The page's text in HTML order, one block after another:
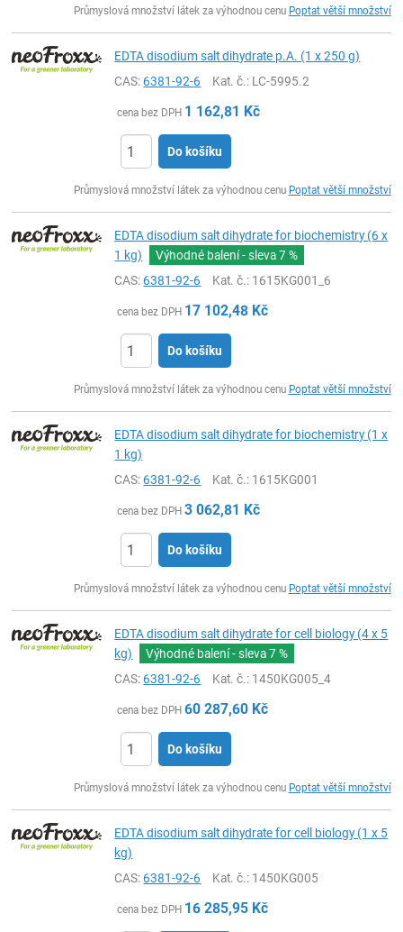
Průmyslová množství látek za výhodnou cenu Poptat větší množství
EDTA disodium salt dihydrate p.A. (1 x 250 g)
CAS:6381-92-6 Kat. č.: LC-5995.2
cena bez DPH 1 162,81 Kč
Do košíku
Průmyslová množství látek za výhodnou cenu Poptat větší množství
EDTA disodium salt dihydrate for biochemistry (6 x
1 kg)
Výhodné balení - sleva7 %
CAS:6381-92-6 Kat. č.: 1615KG001_6
cena bez DPH 17 102,48 Kč
Do košíku
Průmyslová množství látek za výhodnou cenu Poptat větší množství
EDTA disodium salt dihydrate for biochemistry (1 x
1 kg)
CAS:6381-92-6 Kat. č.: 1615KG001
cena bez DPH 3 062,81 Kč
Do košíku
Průmyslová množství látek za výhodnou cenu Poptat větší množství
EDTA disodium salt dihydrate for cell biology (4 x 5
kg)
Výhodné balení - sleva7 %
CAS:6381-92-6 Kat. č.: 1450KG005_4
cena bez DPH 60 287,60 Kč
Do košíku
Průmyslová množství látek za výhodnou cenu Poptat větší množství
EDTA disodium salt dihydrate for cell biology (1 x 5
kg)
CAS:6381-92-6 Kat. č.: 1450KG005
cena bez DPH 16 285,95 Kč